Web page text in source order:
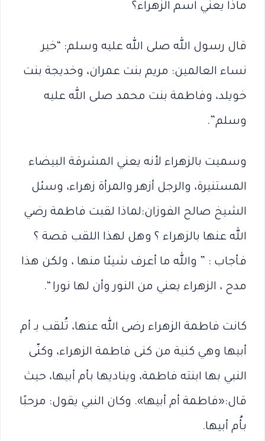
ماذا يعني اسم الزهراء؟
قال رسول الله صلى الله عليه وسلم: “خير
نساء العالمين: مريم بنت عمران، وخديجة بنت
خويلد، وفاطمة بنت محمد صلى الله عليه
وسلم”.
وسميت بالزهراء لأنه يعني المشرقة البيضاء
المستنيرة، والرجل أزهر والمرأة زهراء، وسئل
الشيخ صالح الفوزان:لماذا لقبت فاطمة رضي
الله عنها بالزهراء ؟ وهل لهذا اللقب قصة ؟
فأجاب : ” والله ما أعرف شيئا منها ، ولكن هذا
مدح ، الزهراء يعني من النور وأن لها نورا “.
كانت فاطمة الزهراء رضى الله عنها، تُلقب بـ أم
أبيها وهي كنية من كنى فاطمة الزهراء، وكنّى
النبي بها ابنته فاطمة، ويناديها بأم أبيها، حيث
قال:«فاطمة أم أبيها». وكان النبي يقول: مرحبًا
بأُم أبيها.